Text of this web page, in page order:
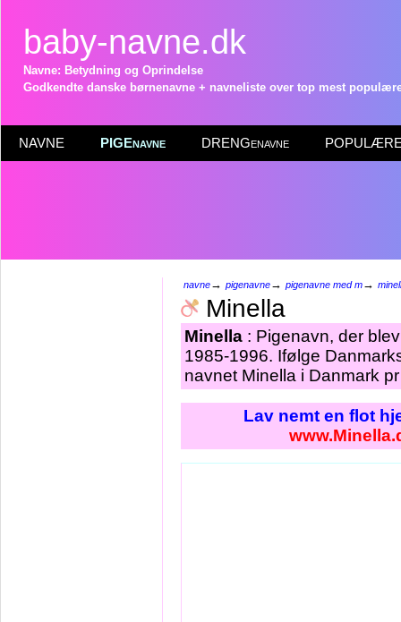
baby-navne.dk
Navne: Betydning og Oprindelse
Godkendte danske børnenavne + navneliste over top mest
NAVNE PIGEnavne DRENGenavne POPULÆRE
navne→ pigenavne→ pigenavne med m→
Minella
Minella : Pigenavn, der
1985-1996. Ifølge
navnet Minella i Danmark
Lav nemt en flot